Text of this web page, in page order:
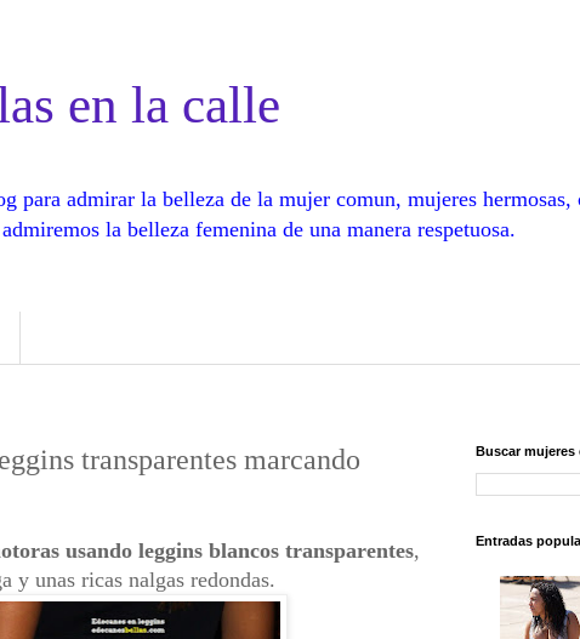
en la calle
para admirar la belleza de la mujer comun, mujeres hermosas,
la belleza femenina de una manera respetuosa.
transparentes marcando
usando leggins blancos transparentes,
y unas ricas nalgas redondas.
Buscar
Entradas